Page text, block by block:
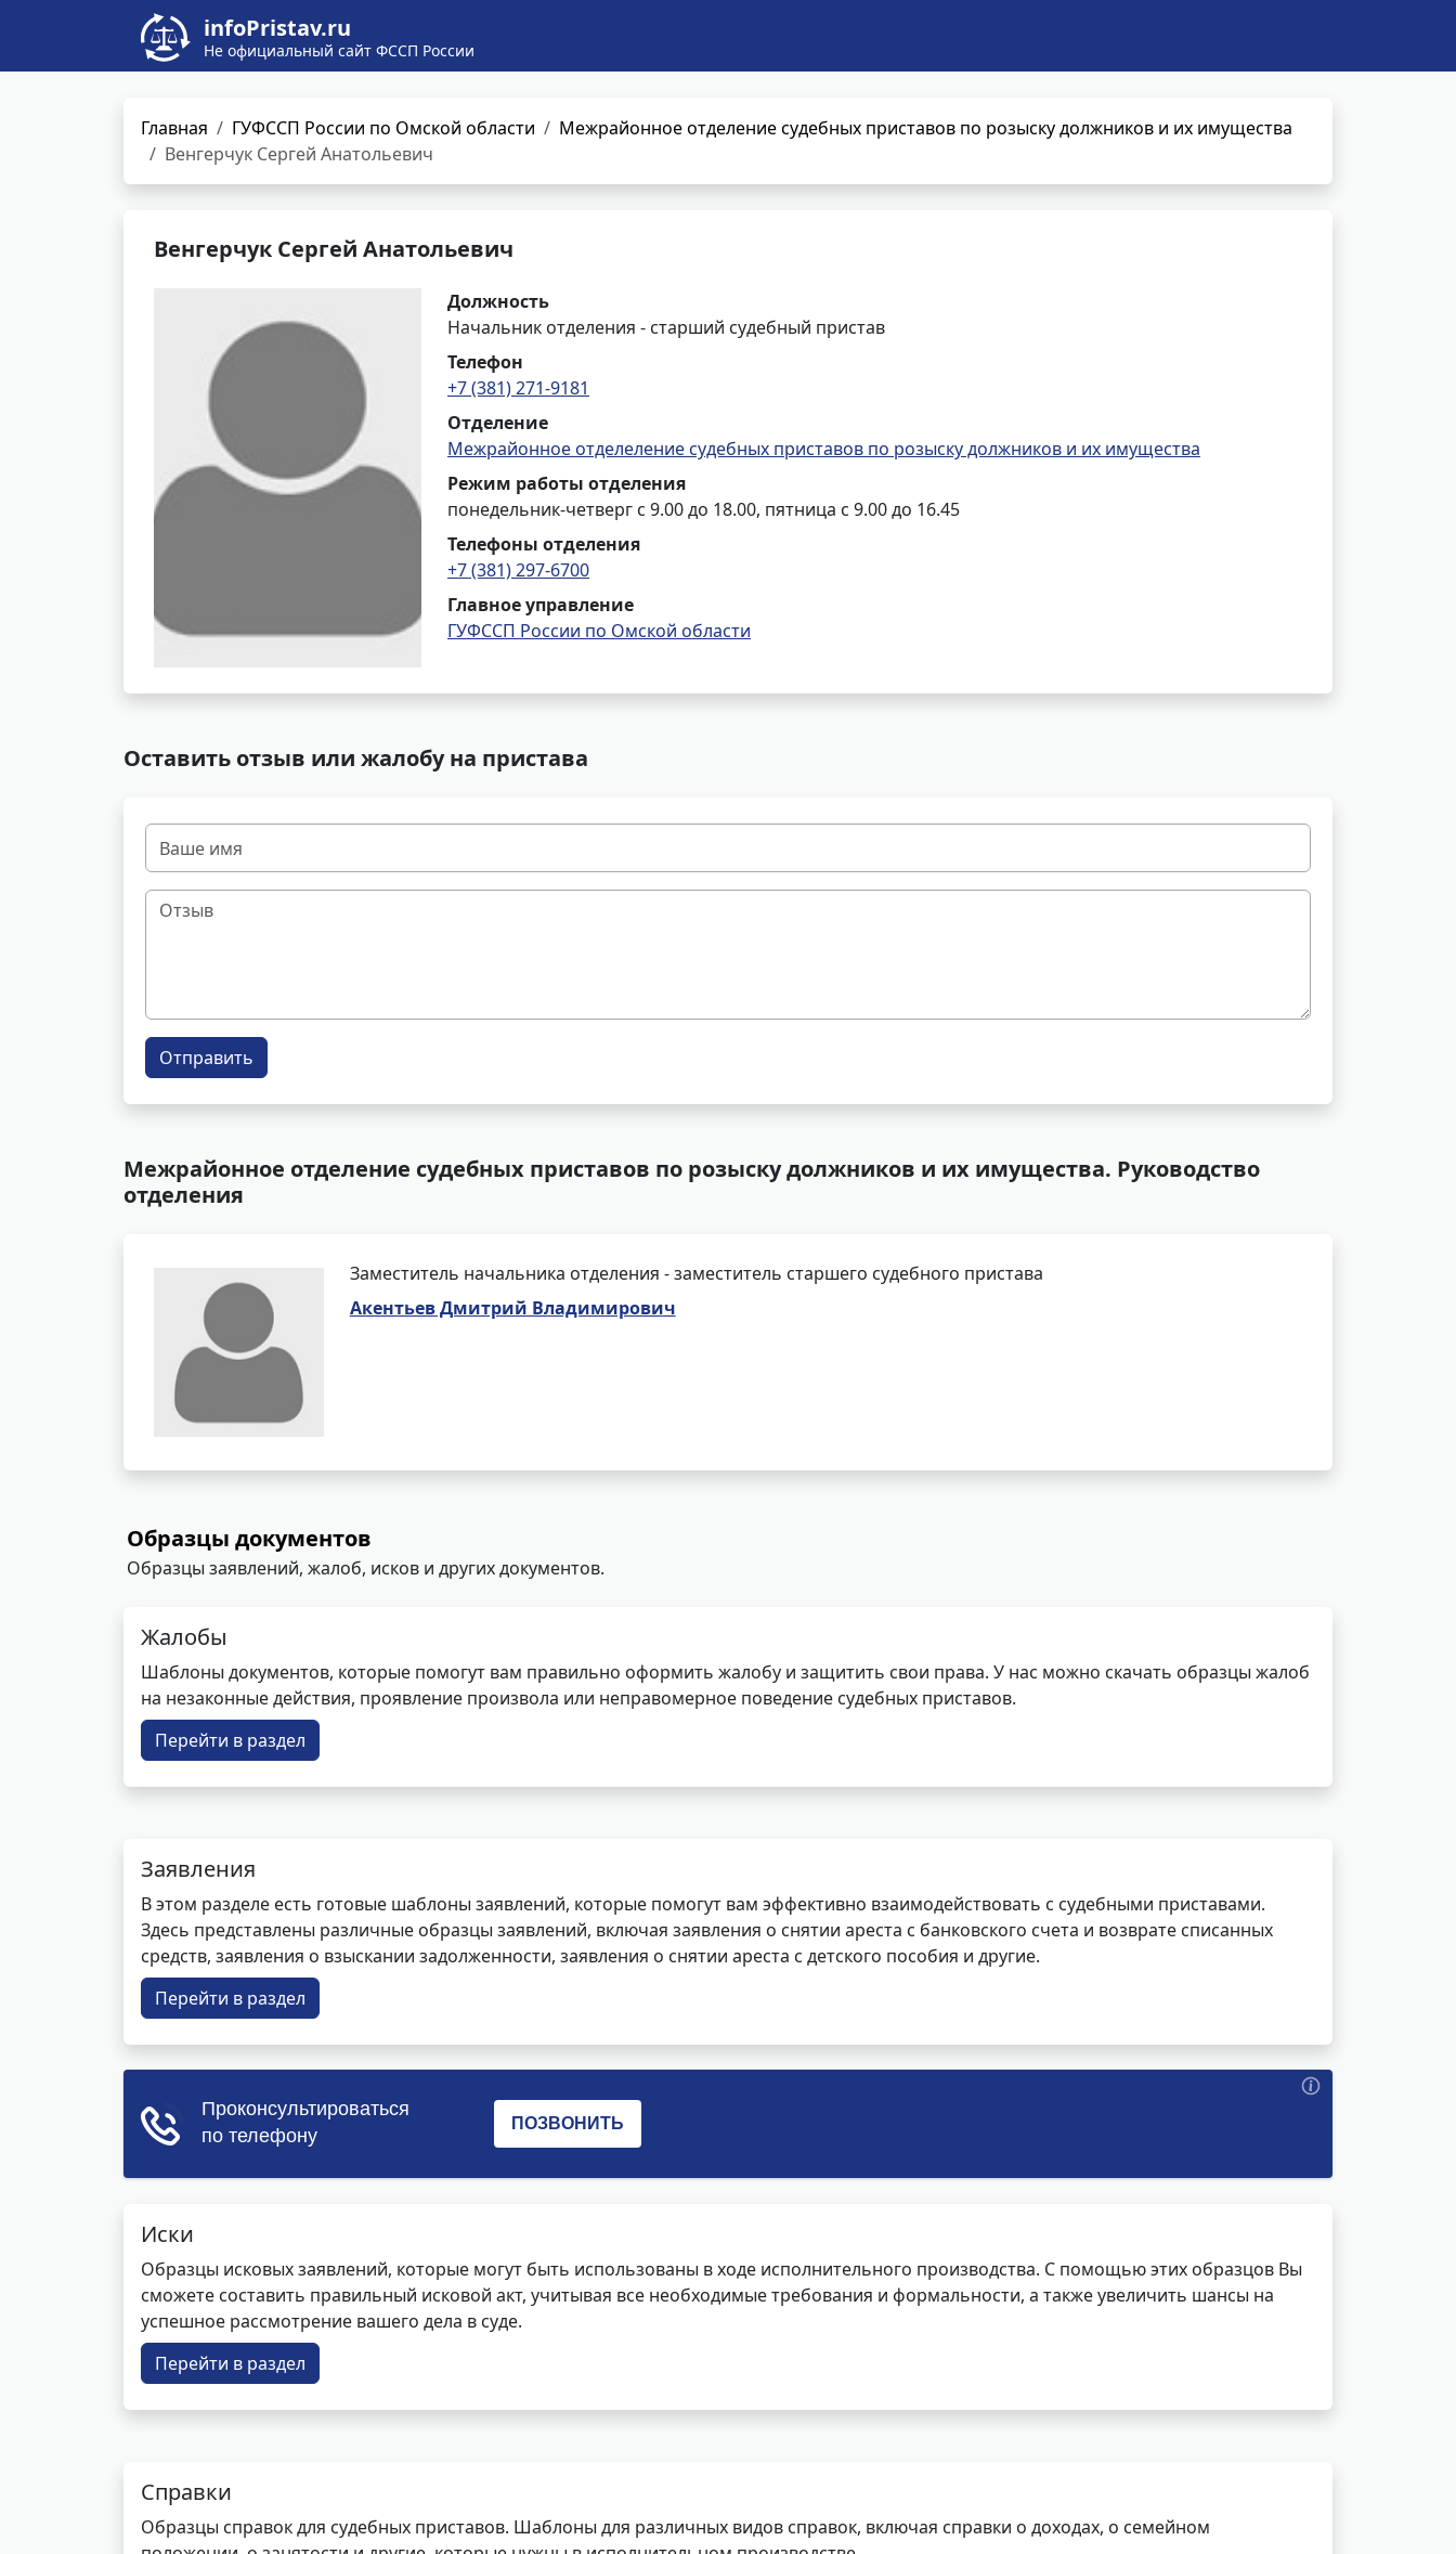
infoPristav.ru
Не официальный сайт ФССП России
Главная ГУФССП России по Омской области
Межрайонное отделение судебных приставов по розыску должников и их имущества
Венгерчук Сергей Анатольевич
Венгерчук Сергей Анатольевич
Должность
Начальник отделения - старший судебный пристав
Телефон
+7 (381) 271-9181
Отделение
Межрайонное отделеление судебных приставов по розыску должников и их имущества
Режим работы отделения
понедельник-четверг с 9.00 до 18.00, пятница с 9.00 до 16.45
Телефоны отделения
+7 (381) 297-6700
Главное управление
ГУФССП России по Омской области
Оставить отзыв или жалобу на пристава
Отправить
Межрайонное отделение судебных приставов по розыску должников и их имущества. Руководство
отделения
Заместитель начальника отделения - заместитель старшего судебного пристава
Акентьев Дмитрий Владимирович
Образцы документов
Образцы заявлений, жалоб, исков и других документов.
Жалобы
Шаблоны документов, которые помогут вам правильно оформить жалобу и защитить свои права. У нас можно скачать образцы жалоб
на незаконные действия, проявление произвола или неправомерное поведение судебных приставов.
Перейти в раздел
Заявления
В этом разделе есть готовые шаблоны заявлений, которые помогут вам эффективно взаимодействовать с судебными приставами.
Здесь представлены различные образцы заявлений, включая заявления о снятии ареста с банковского счета и возврате списанных
средств, заявления о взыскании задолженности, заявления о снятии ареста с детского пособия и другие.
Перейти в раздел
Иски
Образцы исковых заявлений, которые могут быть использованы в ходе исполнительного производства. С помощью этих образцов Вы
сможете составить правильный исковой акт, учитывая все необходимые требования и формальности, а также увеличить шансы на
успешное рассмотрение вашего дела в суде.
Перейти в раздел
Справки
Образцы справок для судебных приставов. Шаблоны для различных видов справок, включая справки о доходах, о семейном